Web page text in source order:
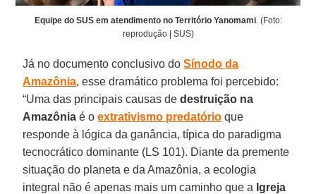
Equipe do SUS em atendimento no Território Yanomami. (Foto:
reprodução | SUS)
Já no documento conclusivo doSínodo da
Amazônia, esse dramático problema foi percebido:
“Uma das principais causas dedestruição na
Amazônia é oextrativismo predatório que
responde à lógica da ganância, típica do paradigma
tecnocrático dominante (LS 101). Diante da premente
situação do planeta e da Amazônia, a ecologia
integral não é apenas mais um caminho que a Igreja